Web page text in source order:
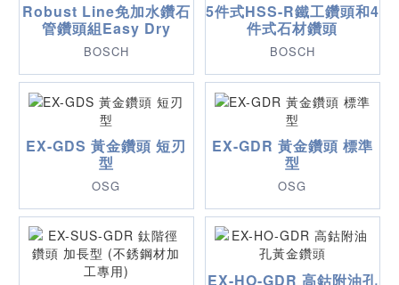
Robust Line免加水鑽石
管鑽頭組Easy Dry
BOSCH
5件式HSS-R鐵工鑽頭和4
件式石材鑽頭
BOSCH
EX-GDS 黃金鑽頭 短刃
型
OSG
EX-GDR 黃金鑽頭 標準
型
OSG
EX-HO-GDR 高鈷附油孔